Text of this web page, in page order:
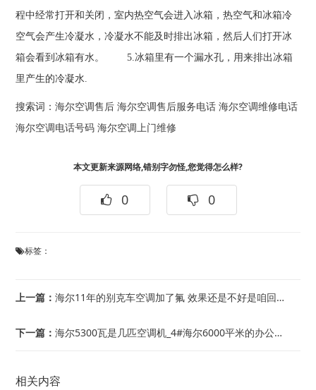
程中经常打开和关闭，室内热空气会进入冰箱，热空气和冰箱冷
空气会产生冷凝水，冷凝水不能及时排出冰箱，然后人们打开冰
箱会看到冰箱有水。 5.冰箱里有一个漏水孔，用来排出冰箱
里产生的冷凝水.
搜索词：海尔空调售后 海尔空调售后服务电话 海尔空调维修电话
海尔空调电话号码 海尔空调上门维修
本文更新来源网络,错别字勿怪,您觉得怎么样?
0 0
标签：
上一篇：海尔11年的别克车空调加了氟 效果还是不好是咱回事_1+海尔11年君越2.4开空...
下一篇：海尔5300瓦是几匹空调机_4#海尔6000平米的办公室中央空调设计资质需要什么...
相关内容